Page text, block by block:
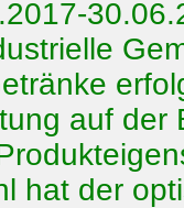
auf der
hat der